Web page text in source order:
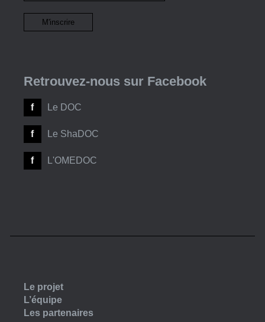
Retrouvez-nous sur Facebook
Le DOC
Le ShaDOC
L'OMEDOC
Le projet
L’équipe
Les partenaires